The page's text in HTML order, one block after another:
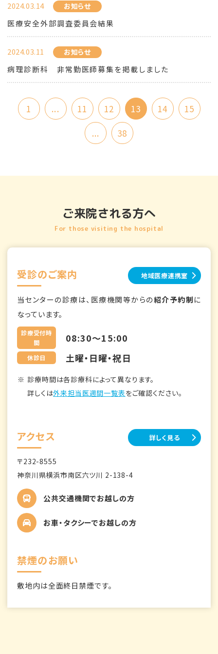
2024.03.14 お知らせ
医療安全外部調査委員会結果
2024.03.11 お知らせ
病理診断科 非常勤医師募集を掲載しました
1 ... 11 12 13 14
15
...
38
ご来院される方へ
For those visiting the hospital
受診のご案内 地域医療連携室
当センターの診療は、医療機関等からの紹介予約制に
なっています。
診療受付時
間
08:30～15:00
休診日 土曜・日曜・祝日
診療時間は各診療科によって異なります。
詳しくは外来担当医週間一覧表をご確認ください。
アクセス 詳しく見る
〒232-8555
神奈川県横浜市南区六ツ川 2-138-4
公共交通機関でお越しの方
お車・タクシーでお越しの方
禁煙のお願い
敷地内は全面終日禁煙です。